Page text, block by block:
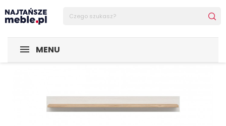
MENU
Sklep Najtańsze-meble